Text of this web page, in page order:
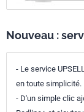
Nouveau :
- Le service
en toute simplicité.
- D'un simple clic